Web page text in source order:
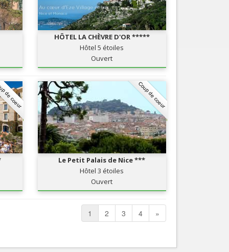
HÔTEL LA CHÈVRE D'OR *****
Hôtel 5 étoiles
Ouvert
coeur Coup de coeur
Le Petit Palais de Nice ***
Hôtel 3 étoiles
Ouvert
1 2 3 4 »